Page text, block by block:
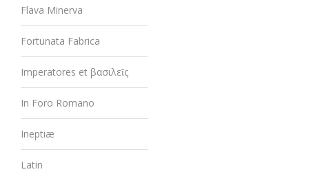
Flava Minerva
Fortunata Fabrica
Imperatores et βασιλεῖς
In Foro Romano
Ineptiæ
Latin